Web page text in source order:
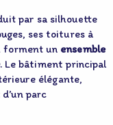
par sa silhouette
ses toitures à
forment un ensemble
. Le bâtiment principal
élégante,
parc